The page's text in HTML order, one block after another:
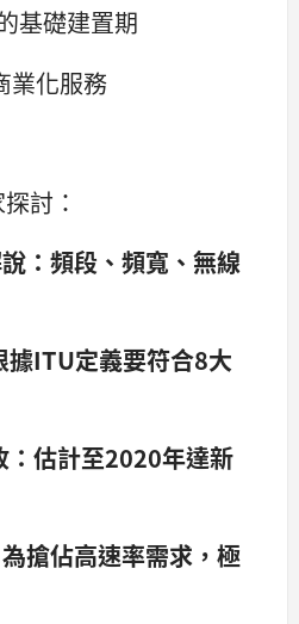
基礎建置期
業化服務
討：
：頻段、頻寬、無線
ITU定義要符合8大
估計至2020年達新
搶佔高速率需求，極